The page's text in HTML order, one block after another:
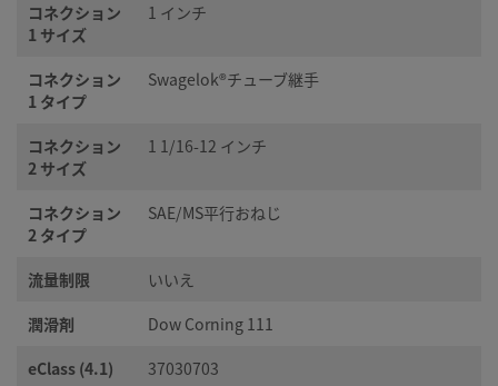
コネクション
1 サイズ
1 インチ
コネクション
1 タイプ
Swagelok®チューブ継手
コネクション
2 サイズ
1 1/16-12 インチ
コネクション
2 タイプ
SAE/MS平行おねじ
流量制限
いいえ
潤滑剤
Dow Corning 111
eClass (4.1)
37030703